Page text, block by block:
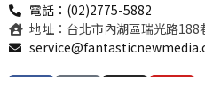
電話：(02)2775-5882
地址：台北市內湖區瑞光路188